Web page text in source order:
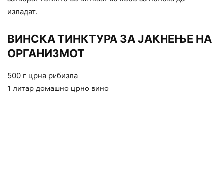
изладат.
ВИНСКА ТИНКТУРА ЗА ЈАКНЕЊЕ НА
ОРГАНИЗМОТ
500 г црна рибизла
1 литар домашно црно вино